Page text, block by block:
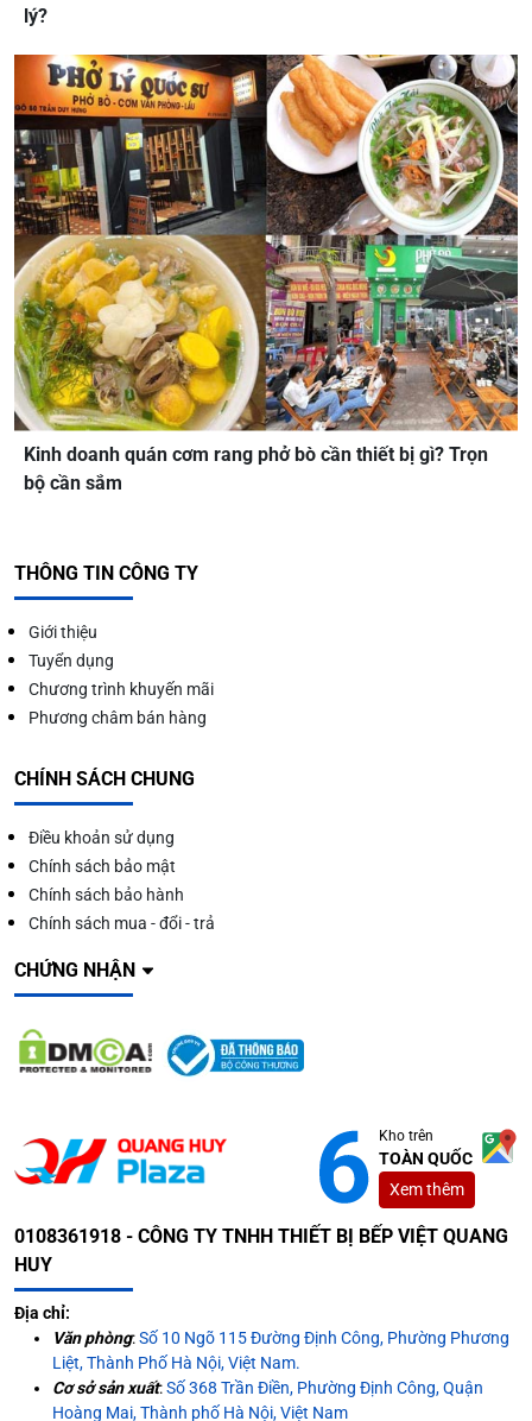
lý?
Kinh doanh quán cơm rang phở bò cần thiết bị gì? Trọn
bộ cần sắm
THÔNG TIN CÔNG TY
Giới thiệu
Tuyển dụng
Chương trình khuyến mãi
Phương châm bán hàng
CHÍNH SÁCH CHUNG
Điều khoản sử dụng
Chính sách bảo mật
Chính sách bảo hành
Chính sách mua - đổi - trả
CHỨNG NHẬN
Kho trên
TOÀN QUỐC
Xem thêm
0108361918 - CÔNG TY TNHH THIẾT BỊ BẾP VIỆT QUANG
HUY
Địa chỉ:
Văn phòng:Số 10 Ngõ 115 Đường Định Công, Phường Phương
Liệt, Thành Phố Hà Nội, Việt Nam.
Cơ sở sản xuất:Số 368 Trần Điền, Phường Định Công, Quận
Hoàng Mai, Thành phố Hà Nội, Việt Nam